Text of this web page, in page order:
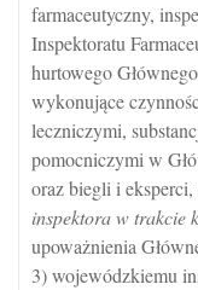
farmaceutyczny,
Inspektoratu
hurtowego
wykonujące
leczniczymi,
pomocniczymi w
oraz biegli i
inspektora w trakcie
upoważnienia
3) wojewódzkiemu